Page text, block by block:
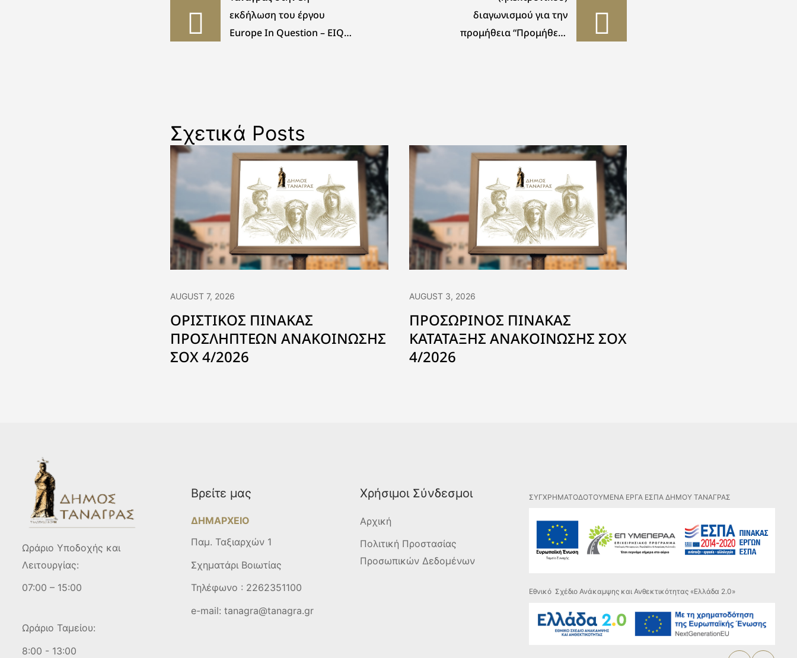
εκδήλωση του έργου
Europe In Question – EIQ
διαγωνισμού για την
προμήθεια “Προμήθεια
δικτύου ύδρευσης
Δηλεσίου και στους
οικισμούς Αγ. Θωμά και
Κλειδιού”
Σχετικά Posts
AUGUST 7, 2026
ΟΡΙΣΤΙΚΟΣ ΠΙΝΑΚΑΣ
ΠΡΟΣΛΗΠΤΕΩΝ ΑΝΑΚΟΙΝΩΣΗΣ
ΣΟΧ 4/2026
AUGUST 3, 2026
ΠΡΟΣΩΡΙΝΟΣ ΠΙΝΑΚΑΣ
ΚΑΤΑΤΑΞΗΣ ΑΝΑΚΟΙΝΩΣΗΣ ΣΟΧ
4/2026
Ωράριο Υποδοχής και
Λειτουργίας:
07:00 – 15:00
Ωράριο Ταμείου:
8:00 - 13:00
Βρείτε μας
ΔΗΜΑΡΧΕΙΟ
Παμ. Ταξιαρχών 1
Σχηματάρι Βοιωτίας
Τηλέφωνο : 2262351100
e-mail:tanagra@tanagra.gr
Χρήσιμοι Σύνδεσμοι
Αρχική
Πολιτική Προστασίας
Προσωπικών Δεδομένων
ΣΥΓΧΡΗΜΑΤΟΔΟΤΟΥΜΕΝΑ ΕΡΓΑ ΕΣΠΑ ΔΗΜΟΥ ΤΑΝΑΓΡΑΣ
Εθνικό Σχέδιο Ανάκαμψης και Ανθεκτικότητας «Ελλάδα 2.0»